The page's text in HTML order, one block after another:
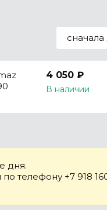
4 050 ₽
В наличии
дня.
телефону +7 918